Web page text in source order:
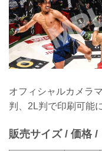
オフィシャルカメラ
判、2L判で印刷可能
販売サイズ / 価格 /